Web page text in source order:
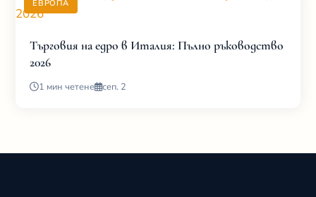
ЕВРОПА
Търговия на едро в Италия: Пълно ръководство
2026
1 мин четене сеп. 2